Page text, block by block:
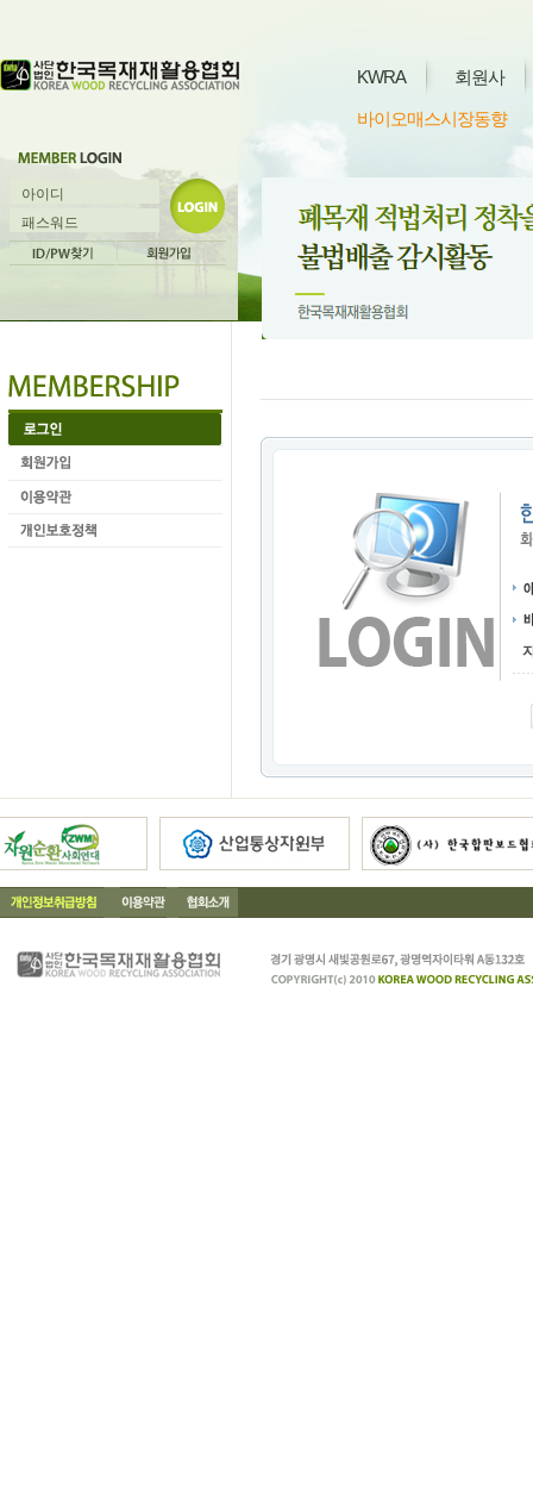
KWRA 회원사
바이오매스시장동향